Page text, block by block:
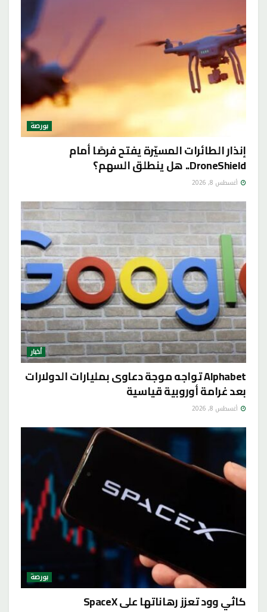
بورصة
إنذار الطائرات المسيّرة يفتح فرصًا أمام
DroneShield.. هل ينطلق السهم؟
أغسطس 8, 2026
أخبار
Alphabet تواجه موجة دعاوى بمليارات الدولارات
بعد غرامة أوروبية قياسية
أغسطس 8, 2026
بورصة
كاثي وود تعزز رهاناتها على SpaceX